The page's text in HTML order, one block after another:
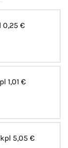
0,25 €
1,01 €
5,05 €